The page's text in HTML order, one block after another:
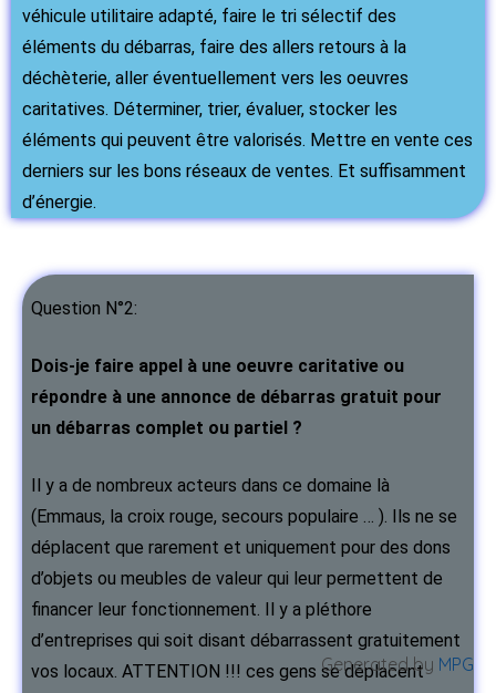
véhicule utilitaire adapté, faire le tri sélectif des
éléments du débarras, faire des allers retours à la
déchèterie, aller éventuellement vers les oeuvres
caritatives. Déterminer, trier, évaluer, stocker les
éléments qui peuvent être valorisés. Mettre en vente ces
derniers sur les bons réseaux de ventes. Et suffisamment
d’énergie.
Question N°2:
Dois-je faire appel à une oeuvre caritative ou
répondre à une annonce de débarras gratuit pour
un débarras complet ou partiel ?
Il y a de nombreux acteurs dans ce domaine là
(Emmaus, la croix rouge, secours populaire … ). Ils ne se
déplacent que rarement et uniquement pour des dons
d’objets ou meubles de valeur qui leur permettent de
financer leur fonctionnement. Il y a pléthore
d’entreprises qui soit disant débarrassent gratuitement
vos locaux. ATTENTION !!! ces gens se déplacent
Generated by MPG